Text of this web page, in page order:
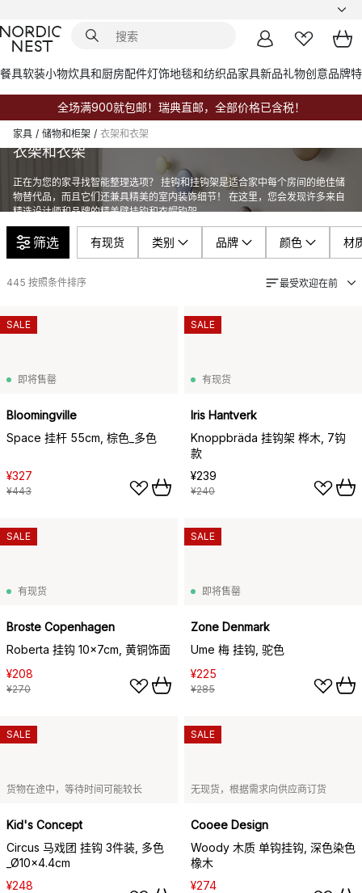
餐具软装小物炊具和厨房配件灯饰地毯和纺织品家具新品礼物创意品牌
全场满900就包邮！瑞典直邮，全部价格已含税！
家具 / 储物和柜架 / 衣架和衣架
衣架和衣架
正在为您的家寻找智能整理选项？ 挂钩和挂钩架是适合家中每个房间的绝佳储
物替代品，而且它们还兼具精美的室内装饰细节！ 在这里，您会发现许多来自
精选设计师和品牌的精美壁挂钩和衣帽钩架。
筛选 有现货 类别 品牌 颜色 材
445 按照条件排序 最受欢迎在前
即将售罄
Bloomingville
Space 挂杆 55cm, 棕色_多色
¥327
¥443
SALE
有现货
Iris Hantverk
Knoppbräda 挂钩架 桦木, 7钩
款
¥239
¥240
SALE
有现货
Broste Copenhagen
Roberta 挂钩 10x7cm, 黄铜饰面
¥208
¥270
SALE
即将售罄
Zone Denmark
Ume 梅 挂钩, 驼色
¥225
¥285
SALE
货物在途中，等待时间可能较长
Kid's Concept
Circus 马戏团 挂钩 3件装, 多色
_Ø10x4.4cm
¥248
SALE
无现货，根据需求向供应商订货
Cooee Design
Woody 木质 单钩挂钩, 深色染色
橡木
¥274
SALE